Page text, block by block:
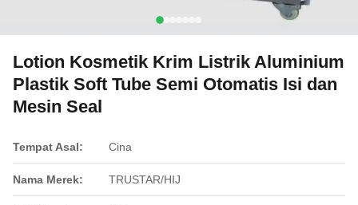
Lotion Kosmetik Krim Listrik Aluminium
Plastik Soft Tube Semi Otomatis Isi dan
Mesin Seal
Tempat Asal: Cina
Nama Merek: TRUSTAR/HIJ